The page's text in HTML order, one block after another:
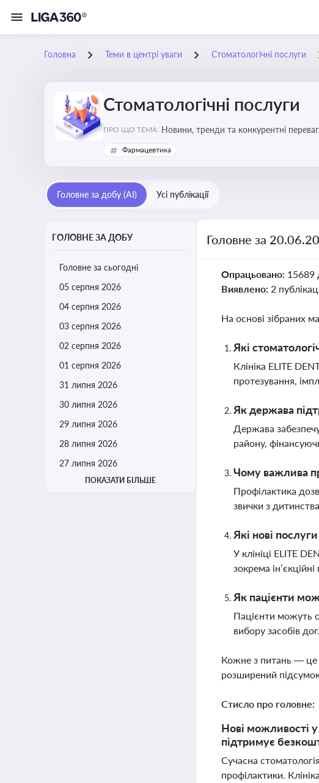
Головна Теми в центрі уваги Стоматологічні послуги
Стоматологічні послуги
ПРО ЩО ТЕМА: Новини, тренди та конкурентні переваги у
обслуговування
Фармацевтика
Головне за добу (AI) Усі публікації
ГОЛОВНЕ ЗА ДОБУ
Головне за сьогодні
05 серпня 2026
04 серпня 2026
03 серпня 2026
02 серпня 2026
01 серпня 2026
31 липня 2026
30 липня 2026
29 липня 2026
28 липня 2026
27 липня 2026
ПОКАЗАТИ БІЛЬШЕ
Головне за
Опрацьовано: 15689
Виявлено: 2
На основі зібраних
Які
Клініка ELITE
протезування,
Як держава
Держава
району,
Чому важлива
Профілактика
звички з
Які нові
У клініці ELITE
зокрема
Як пацієнти
Пацієнти можуть
вибору засобів
Кожне з питань — це
розширений
Стисло про головне:
Нові можливості
підтримує
Сучасна
профілактики.